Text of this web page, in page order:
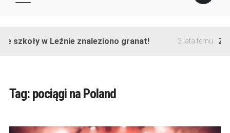
szkoły w Leźnie znaleziono granat! 2 lata temu
Tag: pociągi na Poland